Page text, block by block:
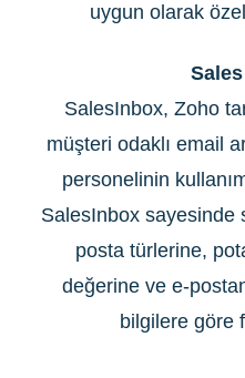
uygun olarak
SalesInbox, Zoho
müşteri odaklı email
personelinin
SalesInbox sayesinde
posta türlerine,
değerine ve e-
bilgilere göre